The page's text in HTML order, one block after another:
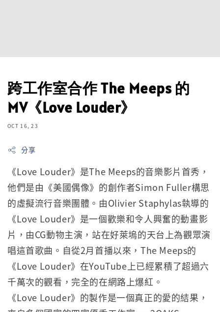
跨工作室合作 The Meeps 的
MV《Love Louder》
OCT 16, 23
分享
《Love Louder》是The Meeps的音樂影片首秀，
他們是由《美國偶像》的創作者Simon Fuller構思
的虛擬流行音樂團體。由Olivier Staphylas執導的
《Love Louder》是一個歡樂和令人興奮的動畫影
片，由CG動物主演，站在好萊塢的天台上為觀眾演
唱這首歌曲。自從2月首播以來，The Meeps的
《Love Louder》在YouTube上已經累積了超過六
千萬次的觀看，完全的在網路上爆紅。
《Love Louder》的製作是一個真正的愛的結果，